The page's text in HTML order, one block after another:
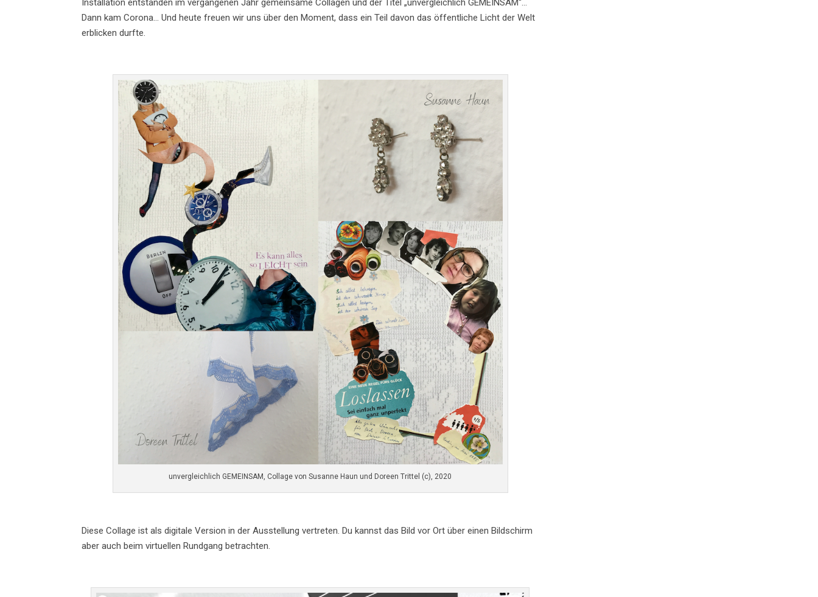
Installation entstanden im vergangenen Jahr gemeinsame Collagen und der Titel „unvergleichlich GEMEINSAM“…
Dann kam Corona… Und heute freuen wir uns über den Moment, dass ein Teil davon das öffentliche Licht der Welt
erblicken durfte.
unvergleichlich GEMEINSAM, Collage von Susanne Haun und Doreen Trittel (c), 2020
Diese Collage ist als digitale Version in der Ausstellung vertreten. Du kannst das Bild vor Ort über einen Bildschirm
aber auch beim virtuellen Rundgang betrachten.